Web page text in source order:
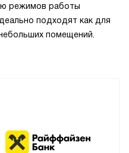
режимов работы
подходят как для
помещений.